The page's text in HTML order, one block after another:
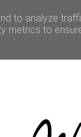
BONNES ADRESSES
to analyze
metrics to